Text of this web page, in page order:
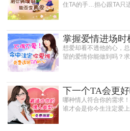
住TA的手…担心跟TA只
掌握爱情进场时
想爱却看不透他的心，
望的爱情你能做到吗？求
下一个TA会更好
哪种情人符合你的需求
谁才会是你今生注定爱上